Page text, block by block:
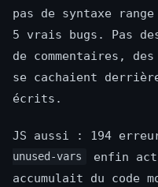
pas de syntaxe
5 vrais bugs. Pas
de commentaires,
se cachaient
écrits.
JS aussi : 194
unused-vars
enfin
accumulait du code